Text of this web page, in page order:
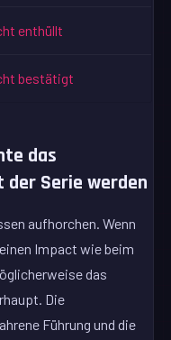
enthüllt
bestätigt
das
Serie werden
aufhorchen. Wenn
Impact wie beim
das
Die
Führung und die